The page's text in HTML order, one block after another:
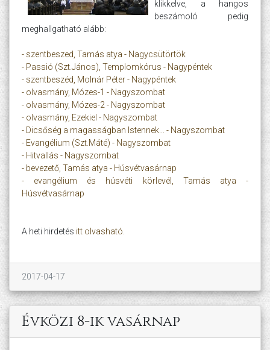
klikkelve, a hangos
beszámoló pedig
meghallgatható alább:
- szentbeszed, Tamás atya - Nagycsütörtök
- Passió (Szt.János), Templomkórus - Nagypéntek
- szentbeszéd, Molnár Péter - Nagypéntek
- olvasmány, Mózes-1 - Nagyszombat
- olvasmány, Mózes-2 - Nagyszombat
- olvasmány, Ezekiel - Nagyszombat
- Dicsőség a magasságban Istennek... - Nagyszombat
- Evangélium (Szt.Máté) - Nagyszombat
- Hitvallás - Nagyszombat
- bevezető, Tamás atya - Húsvétvasárnap
- evangélium és húsvéti körlevél, Tamás atya -
Húsvétvasárnap
A heti hirdetés itt olvasható.
2017-04-17
Évközi 8-ik vasárnap